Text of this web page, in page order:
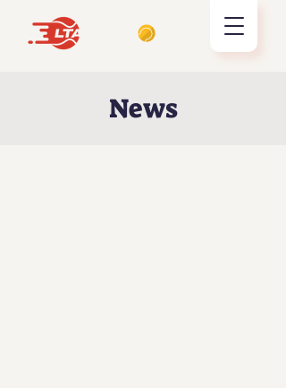
News